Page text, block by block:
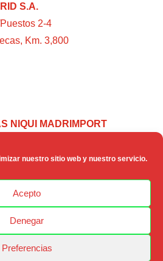
nuestro sitio web y nuestro servicio.
Acepto
Denegar
Preferencias
S.A.
2-4
Km. 3,800
NIQUI MADRIMPORT
(Madrid)